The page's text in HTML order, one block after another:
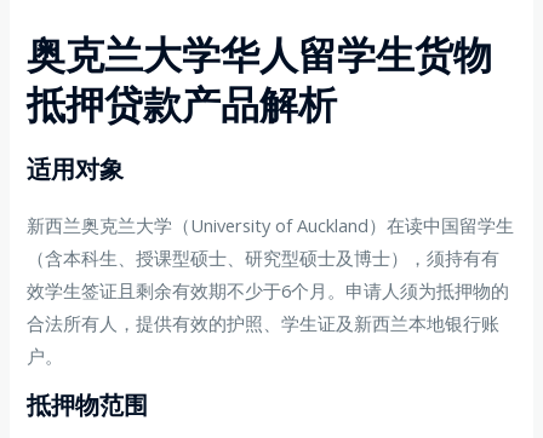
奥克兰大学华人留学生货物
抵押贷款产品解析
适用对象
新西兰奥克兰大学（University of Auckland）在读中国留学生
（含本科生、授课型硕士、研究型硕士及博士），须持有有
效学生签证且剩余有效期不少于6个月。申请人须为抵押物的
合法所有人，提供有效的护照、学生证及新西兰本地银行账
户。
抵押物范围